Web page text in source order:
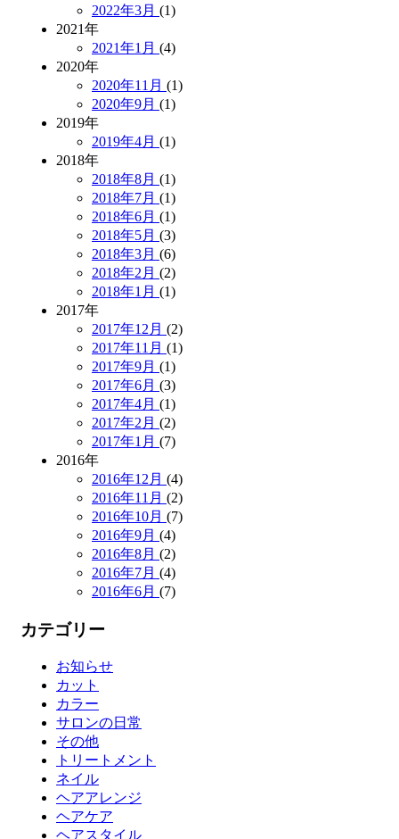
2022年3月 (1)
2021年
2021年1月 (4)
2020年
2020年11月 (1)
2020年9月 (1)
2019年
2019年4月 (1)
2018年
2018年8月 (1)
2018年7月 (1)
2018年6月 (1)
2018年5月 (3)
2018年3月 (6)
2018年2月 (2)
2018年1月 (1)
2017年
2017年12月 (2)
2017年11月 (1)
2017年9月 (1)
2017年6月 (3)
2017年4月 (1)
2017年2月 (2)
2017年1月 (7)
2016年
2016年12月 (4)
2016年11月 (2)
2016年10月 (7)
2016年9月 (4)
2016年8月 (2)
2016年7月 (4)
2016年6月 (7)
カテゴリー
お知らせ
カット
カラー
サロンの日常
その他
トリートメント
ネイル
ヘアアレンジ
ヘアケア
ヘアスタイル